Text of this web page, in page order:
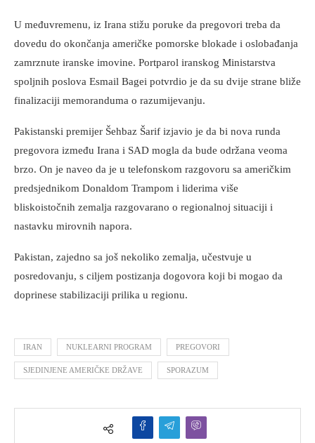
U međuvremenu, iz Irana stižu poruke da pregovori treba da
dovedu do okončanja američke pomorske blokade i oslobađanja
zamrznute iranske imovine. Portparol iranskog Ministarstva
spoljnih poslova Esmail Bagei potvrdio je da su dvije strane bliže
finalizaciji memoranduma o razumijevanju.
Pakistanski premijer Šehbaz Šarif izjavio je da bi nova runda
pregovora između Irana i SAD mogla da bude održana veoma
brzo. On je naveo da je u telefonskom razgovoru sa američkim
predsjednikom Donaldom Trampom i liderima više
bliskoistočnih zemalja razgovarano o regionalnoj situaciji i
nastavku mirovnih napora.
Pakistan, zajedno sa još nekoliko zemalja, učestvuje u
posredovanju, s ciljem postizanja dogovora koji bi mogao da
doprinese stabilizaciji prilika u regionu.
IRAN NUKLEARNI PROGRAM PREGOVORI
SJEDINJENE AMERIČKE DRŽAVE SPORAZUM